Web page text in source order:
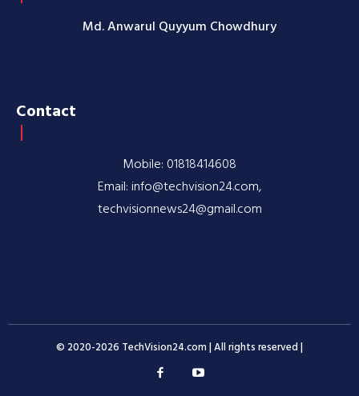
Md. Anwarul Quyyum Chowdhury
Contact
Mobile: 01818414608
Email: info@techvision24.com,
techvisionnews24@gmail.com
© 2020-2026 TechVision24.com | All rights reserved |